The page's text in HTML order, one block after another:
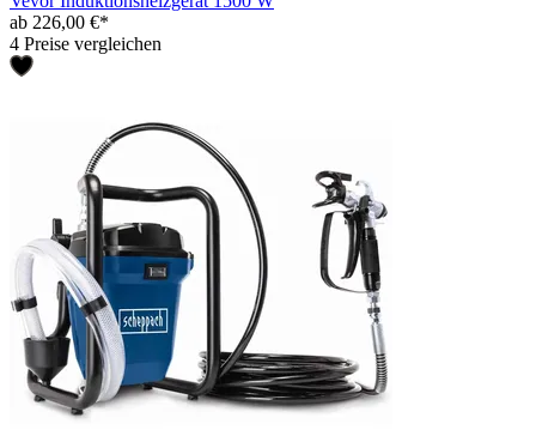
ab 226,00 €*
4 Preise vergleichen